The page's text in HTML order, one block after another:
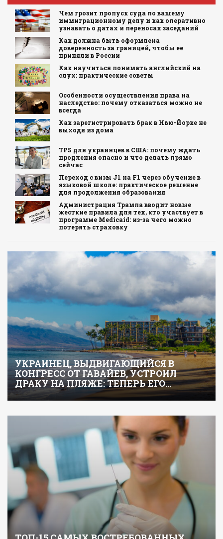
Чем грозит пропуск суда по вашему
иммиграционному делу и как оперативно
узнавать о датах и переносах заседаний
Как должна быть оформлена
доверенность за границей, чтобы ее
приняли в России
Как научиться понимать английский на
слух: практические советы
Особенности осуществления права на
наследство: почему отказаться можно не
всегда
Как зарегистрировать брак в Нью-Йорке не
выходя из дома
TPS для украинцев в США: почему ждать
продления опасно и что делать прямо
сейчас
Переход с визы J1 на F1 через обучение в
языковой школе: практическое решение
для продолжения образования
Администрация Трампа вводит новые
жесткие правила для тех, кто участвует в
программе Medicaid: из-за чего можно
потерять страховку
УКРАИНЕЦ, ВЫДВИГАЮЩИЙСЯ В
КОНГРЕСС ОТ ГАВАЙЕВ, УСТРОИЛ
ДРАКУ НА ПЛЯЖЕ: ТЕПЕРЬ ЕГО…